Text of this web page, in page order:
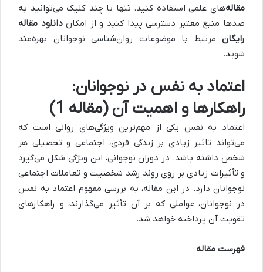
مقاله‌های علمی استفاده کنید. تنها با چند کلیک می‌توانید به
صدها منبع معتبر دسترسی پیدا کنید و از امکاندانلود مقاله
رایگان مرتبط با موضوعات روان‌شناسی نوجوانان بهره‌مند
شوید.
اعتماد به نفس در نوجوانان:
راهکارها و اهمیت آن (مقاله 1)
اعتماد به نفس یکی از مهم‌ترین ویژگی‌های روانی است که
می‌تواند تاثیر زیادی بر زندگی فردی، اجتماعی و تحصیلی هر
شخص داشته باشد. در دوران نوجوانی، این ویژگی شکل می‌گیرد
و تأثیرات زیادی بر روی روند رشد شخصیت و تعاملات اجتماعی
نوجوانان دارد. در این مقاله، به بررسی مفهوم اعتماد به نفس
در نوجوانان، عواملی که بر آن تأثیر می‌گذارند، و راهکارهای
تقویت آن پرداخته خواهد شد.
فهرست مقاله